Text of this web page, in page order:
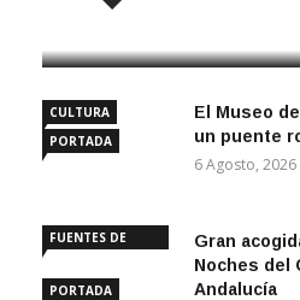
CULTURA
PORTADA
El Museo
un puente
6 Agosto, 2026
FUENTES DE
PORTADA
Gran
Noches del
Andalucía